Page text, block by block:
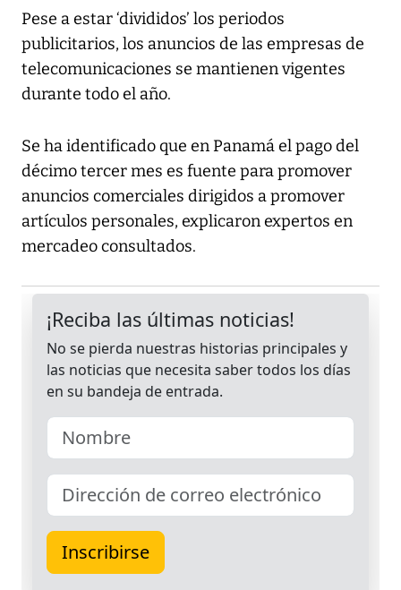
Pese a estar ‘divididos’ los periodos
publicitarios, los anuncios de las empresas de
telecomunicaciones se mantienen vigentes
durante todo el año.
Se ha identificado que en Panamá el pago del
décimo tercer mes es fuente para promover
anuncios comerciales dirigidos a promover
artículos personales, explicaron expertos en
mercadeo consultados.